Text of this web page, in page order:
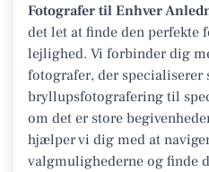
Fotografer til Enhver
det let at finde den perfekte
lejlighed. Vi forbinder dig
fotografer, der specialiserer
bryllupsfotografering til
om det er store
hjælper vi dig med at
valgmulighederne og finde